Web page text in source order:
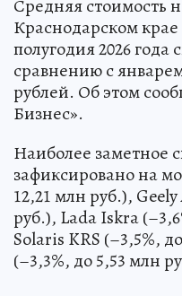
Средняя стоимость
Краснодарском
полугодия 2026 года
сравнению с
рублей. Об этом
Бизнес».
Наиболее заметное
зафиксировано на
12,21 млн руб.),
руб.), Lada Iskra
Solaris KRS (–3,5%,
(–3,3%, до 5,53 млн